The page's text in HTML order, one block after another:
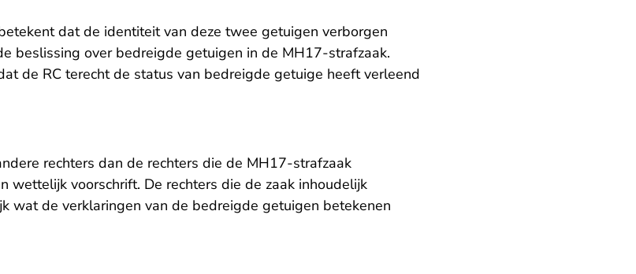
dat de identiteit van deze twee getuigen verborgen
beslissing over bedreigde getuigen in de MH17-strafzaak.
de RC terecht de status van bedreigde getuige heeft verleend
rechters dan de rechters die de MH17-strafzaak
wettelijk voorschrift. De rechters die de zaak inhoudelijk
wat de verklaringen van de bedreigde getuigen betekenen